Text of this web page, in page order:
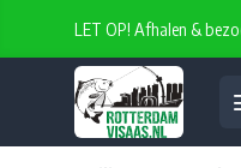
LET OP! Afhalen &